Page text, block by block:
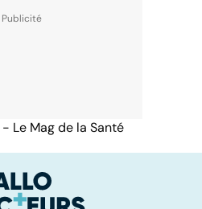
Le Mag de la Santé